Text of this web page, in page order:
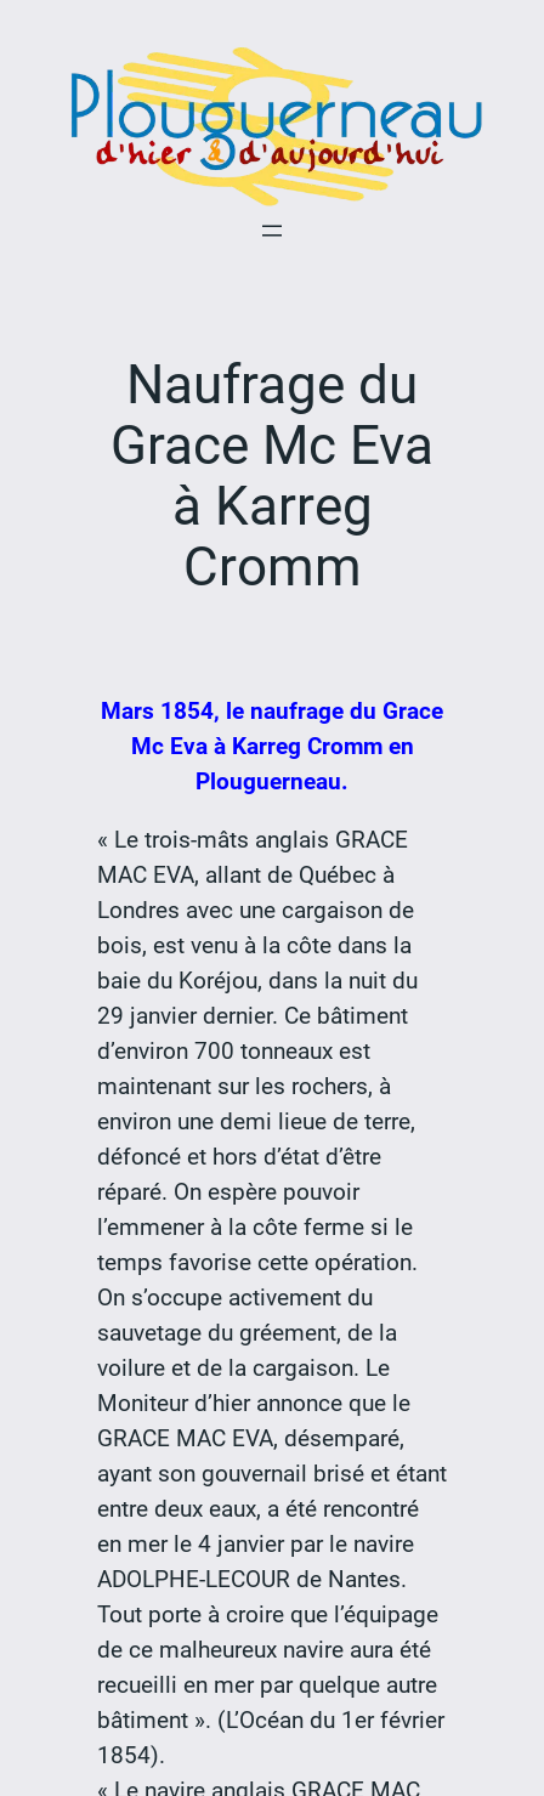
Naufrage du
Grace Mc Eva
à Karreg
Cromm
Mars 1854, le naufrage du Grace
Mc Eva à Karreg Cromm en
Plouguerneau.
« Le trois-mâts anglais GRACE
MAC EVA, allant de Québec à
Londres avec une cargaison de
bois, est venu à la côte dans la
baie du Koréjou, dans la nuit du
29 janvier dernier. Ce bâtiment
d’environ 700 tonneaux est
maintenant sur les rochers, à
environ une demi lieue de terre,
défoncé et hors d’état d’être
réparé. On espère pouvoir
l’emmener à la côte ferme si le
temps favorise cette opération.
On s’occupe activement du
sauvetage du gréement, de la
voilure et de la cargaison. Le
Moniteur d’hier annonce que le
GRACE MAC EVA, désemparé,
ayant son gouvernail brisé et étant
entre deux eaux, a été rencontré
en mer le 4 janvier par le navire
ADOLPHE-LECOUR de Nantes.
Tout porte à croire que l’équipage
de ce malheureux navire aura été
recueilli en mer par quelque autre
bâtiment ». (L’Océan du 1er février
1854).
« Le navire anglais GRACE MAC